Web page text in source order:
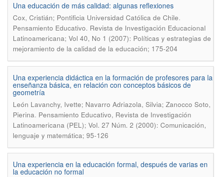
Una educación de más calidad: algunas reflexiones
Cox, Cristián; Pontificia Universidad Católica de Chile.
Pensamiento Educativo. Revista de Investigación Educacional
Latinoamericana; Vol 40, No 1 (2007): Políticas y estrategias de
mejoramiento de la calidad de la educación; 175-204
Una experiencia didáctica en la formación de profesores para la
enseñanza básica, en relación con conceptos básicos de
geometría
León Lavanchy, Ivette; Navarro Adriazola, Silvia; Zanocco Soto,
Pierina. Pensamiento Educativo, Revista de Investigación
Latinoamericana (PEL); Vol. 27 Núm. 2 (2000): Comunicación,
lenguaje y matemática; 95-126
Una experiencia en la educación formal, después de varias en
la educación no formal